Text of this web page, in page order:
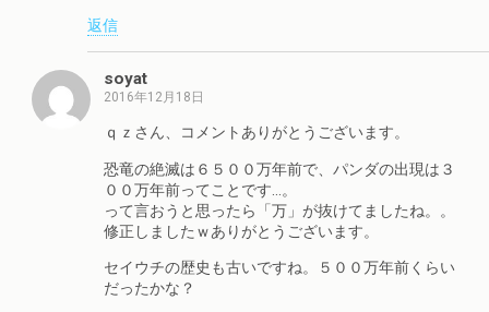
返信
soyat
2016年12月18日
ｑｚさん、コメントありがとうございます。
恐竜の絶滅は６５００万年前で、パンダの出現は３
００万年前ってことです…。
って言おうと思ったら「万」が抜けてましたね。。
修正しましたｗありがとうございます。
セイウチの歴史も古いですね。５００万年前くらい
だったかな？